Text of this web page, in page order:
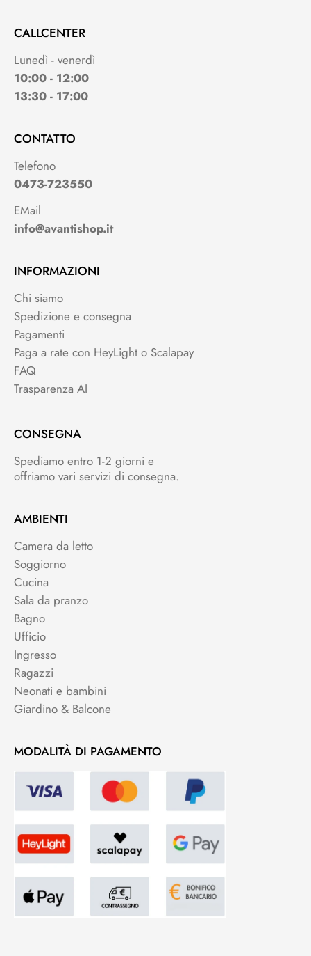
CALLCENTER
Lunedì - venerdì
10:00 - 12:00
13:30 - 17:00
CONTATTO
Telefono
0473-723550
EMail
info@avantishop.it
INFORMAZIONI
Chi siamo
Spedizione e consegna
Pagamenti
Paga a rate con HeyLight o Scalapay
FAQ
Trasparenza AI
CONSEGNA
Spediamo entro 1-2 giorni e
offriamo vari servizi di consegna.
AMBIENTI
Camera da letto
Soggiorno
Cucina
Sala da pranzo
Bagno
Ufficio
Ingresso
Ragazzi
Neonati e bambini
Giardino & Balcone
MODALITÀ DI PAGAMENTO